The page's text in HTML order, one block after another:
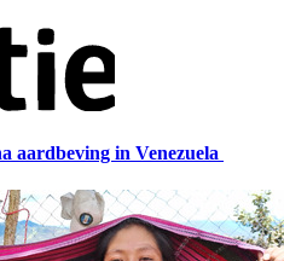
aardbeving in Venezuela